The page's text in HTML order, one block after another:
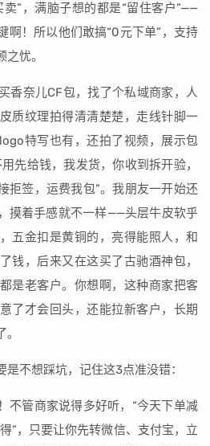
”，满脑子想的都是“留住客户”——
啊！所以他们敢搞“0元下单”，支持
忧。
奈儿CF包，找了个私域商家，人
质纹理拍得清清楚楚，走线针脚一
特写也有，还拍了视频，展示包
先给钱，我发货，你收到拆开验，
拒签，运费我包”。我朋友一开始还
摸着手感就不一样——头层牛皮软乎
五金扣是黄铜的，亮得能照人，和
钱，后来又在这买了古驰酒神包，
是老客户。你想啊，这种商家把客
了才会回头，还能拉新客户，长期
不想踩坑，记住这3点准没错：
管商家说得多好听，“今天下单减
”，只要让你先转微信、支付宝，立